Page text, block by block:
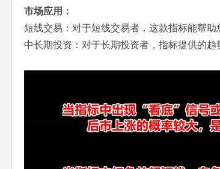
市场应用：
短线交易：对于短线交易者，这款指标能帮助
中长期投资：对于长期投资者，指标提供的趋